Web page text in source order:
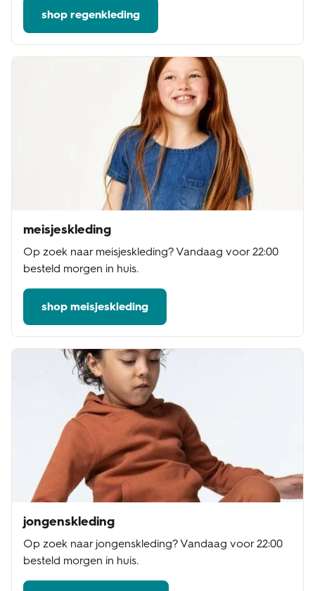
shop regenkleding
meisjeskleding
Op zoek naar meisjeskleding? Vandaag voor 22:00
besteld morgen in huis.
shop meisjeskleding
jongenskleding
Op zoek naar jongenskleding? Vandaag voor 22:00
besteld morgen in huis.